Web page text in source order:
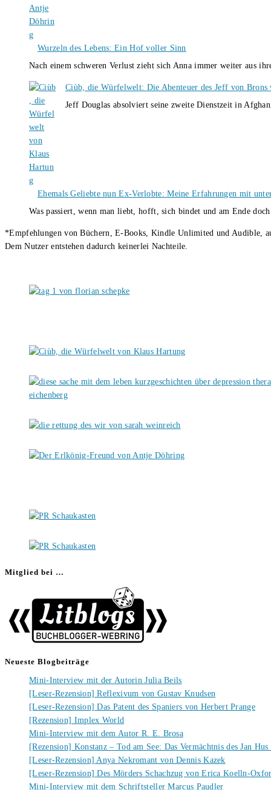
Wurzeln des Lebens: Ein Hof voller Sinn
Nach einem schweren Verlust zieht sich Anna immer weiter aus
Ciùb, die Würfelwelt: Die Abenteuer des Jeff von Brons
Jeff Douglas absolviert seine zweite Dienstzeit in
Ehemals Geliebte nun Ex-Verlobte: Meine Erfahrungen mit
Was passiert, wenn man liebt, hofft, sich bindet und am Ende
*Empfehlungen von Büchern, E-Books, Kindle Unlimited und Audible,
Dem Nutzer entstehen dadurch keinerlei Nachteile.
Mitglied bei …
Neueste Blogbeiträge
Mini-Interview mit der Autorin Julia Beils
[Leser-Rezension] Reflexivum von Gustav Knudsen
[Leser-Rezension] Das Patent des Spaniers von Herbert Prange
[Rezension] Implex World
Mini-Interview mit dem Autor R. E. Brosa
[Rezension] Konstanz – Tod am See: Das Vermächtnis des Jan
[Leser-Rezension] Anya Nekromant von Dennis Kazek
[Leser-Rezension] Des Mörders Schachzug von Erica Koelln-
Mini-Interview mit dem Schriftsteller Marcus Paudler